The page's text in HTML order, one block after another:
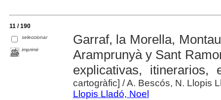
11 / 190
seleccionar
imprimir
Garraf, la Morella,
Aramprunyà y Sant
explicativas, itinerarios,
cartogràfic] / A. Bescós, N. Llopis
Llopis Lladó, Noel